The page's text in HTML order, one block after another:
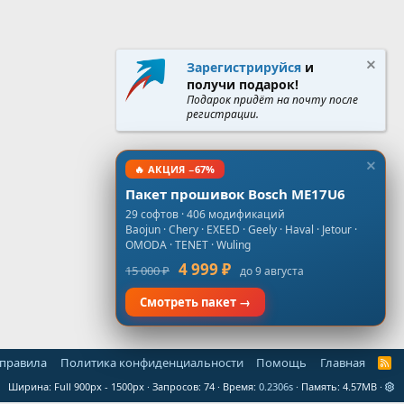
Политика конфиденциальности Помощь Главная
R
S
Ширина Запросов 74 Время 0.2306s Память 4.57MB
Зарегистрируйся и
получи подарок!
Подарок придёт на почту после
регистрации.
🔥 АКЦИЯ −67%
Пакет прошивок Bosch ME17U6
29 софтов · 406 модификаций
Baojun · Chery · EXEED · Geely · Haval · Jetour ·
OMODA · TENET · Wuling
15 000 ₽ 4 999 ₽ до 9 августа
Смотреть пакет →